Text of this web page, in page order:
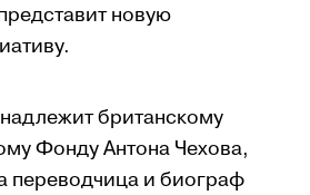
новую
британскому
Фонду Антона Чехова,
переводчица и биограф